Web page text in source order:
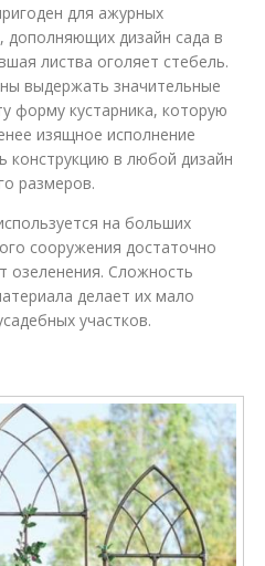
для ажурных
дополняющих дизайн сада в
листва оголяет стебель.
выдержать значительные
форму кустарника, которую
изящное исполнение
конструкцию в любой дизайн
размеров.
на больших
сооружения достаточно
озеленения. Сложность
делает их мало
участков.